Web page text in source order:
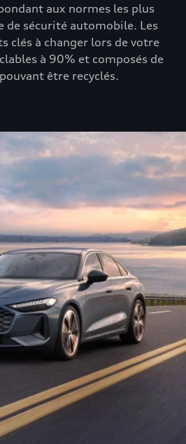
aux normes les plus
de sécurité automobile. Les
clés à changer lors de votre
à 90% et composés de
être recyclés.